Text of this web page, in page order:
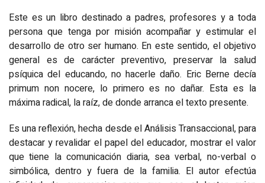
Este es un libro destinado a padres, profesores y a toda
persona que tenga por mi­sión acompañar y estimular el
desarrollo de otro ser humano. En este sentido, el objetivo
general es de carácter preventivo, preservar la salud
psíquica del educando, no hacerle daño. Eric Berne decía
primum non nocere, lo primero es no dañar. Esta es la
máxima radical, la raíz, de donde arranca el texto presente.
Es una reflexión, hecha desde el Análisis Transaccional, para
destacar y revalidar el papel del educador, mostrar el valor
que tiene la comunicación diaria, sea verbal, no-verbal o
simbólica, dentro y fuera de la familia. El autor efectúa